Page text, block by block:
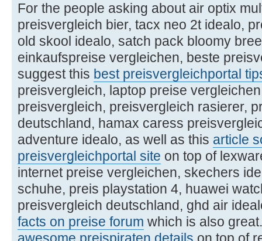
For the people asking about air optix
preisvergleich bier, tacx neo 2t idealo,
old skool idealo, satch pack bloomy
einkaufspreise vergleichen, beste
suggest this best preisvergleichportal
preisvergleich, laptop preise
preisvergleich, preisvergleich rasierer,
deutschland, hamax caress
adventure idealo, as well as this article
preisvergleichportal site on top of
internet preise vergleichen, skechers
schuhe, preis playstation 4, huawei
preisvergleich deutschland, ghd air
facts on preise forum which is also